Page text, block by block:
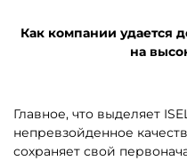
Как компании удается
на
Главное, что выделяет
непревзойденное
сохраняет свой